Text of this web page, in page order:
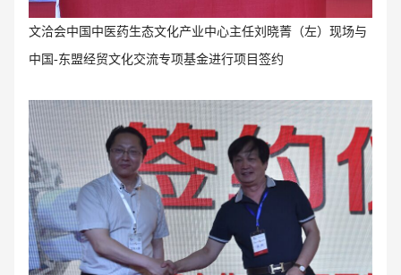
文洽会中国中医药生态文化产业中心主任刘晓菁（左）现场与
中国-东盟经贸文化交流专项基金进行项目签约